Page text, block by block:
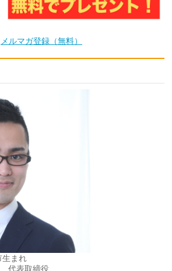
メルマガ登録（無料）
まれ
代表取締役